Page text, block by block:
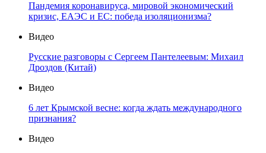
Пандемия коронавируса, мировой экономический
кризис, ЕАЭС и ЕС: победа изоляционизма?
Видео
Русские разговоры с Сергеем Пантелеевым: Михаил
Дроздов (Китай)
Видео
6 лет Крымской весне: когда ждать международного
признания?
Видео